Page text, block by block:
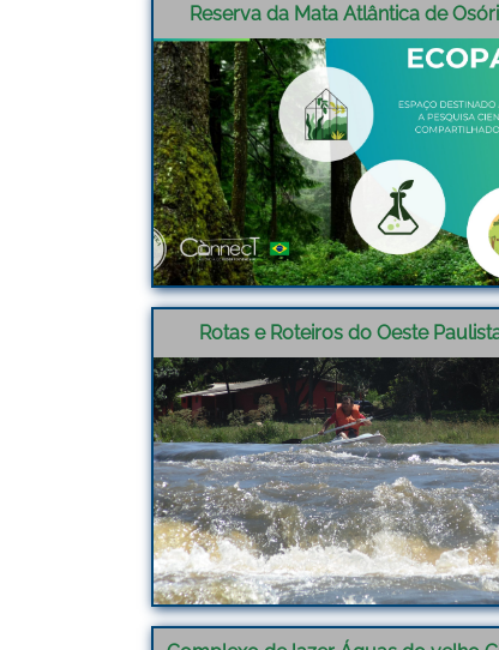
Reserva da Mata Atlântica de
Rotas e Roteiros do Oeste